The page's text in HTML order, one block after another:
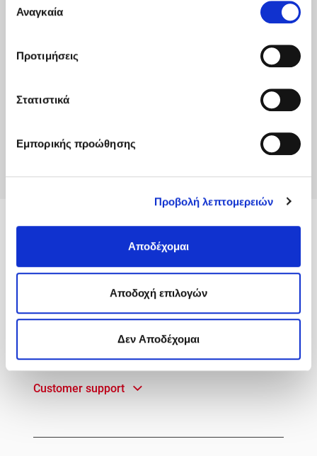
«ΔΕΝ ΑΠΟΔΕΧΟΜΑΙ». Eνημερωθείτε για την
Πολιτική
και τους διαφορετικούς τύπους cookies, καθώς
και τροποποιήστε τις προτιμήσεις σας (εκτός από τα
τεχνικώς απαραίτητα) επιλέγοντας τις επιθυμητές
συγκατάθεσης
Αναγκαία
Προτιμήσεις
Στατιστικά
Εμπορικής προώθησης
Προβολή λεπτομερειών
Αποδέχομαι
Aποδοχή επιλογών
Δεν Αποδέχομαι
MyACS
Services
Useful Info
Customer support